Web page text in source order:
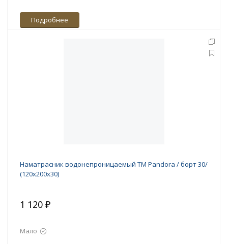
Подробнее
Наматрасник водонепроницаемый ТМ Pandora / борт 30/
(120х200х30)
1 120 ₽
Мало